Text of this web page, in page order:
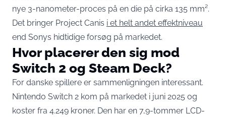
nye 3-nanometer-proces på en die på cirka 135 mm².
Det bringer Project Canis i et helt andet effektniveau
end Sonys hidtidige forsøg på markedet.
Hvor placerer den sig mod
Switch 2 og Steam Deck?
For danske spillere er sammenligningen interessant.
Nintendo Switch 2 kom på markedet i juni 2025 og
koster fra 4.249 kroner. Den har en 7,9-tommer LCD-